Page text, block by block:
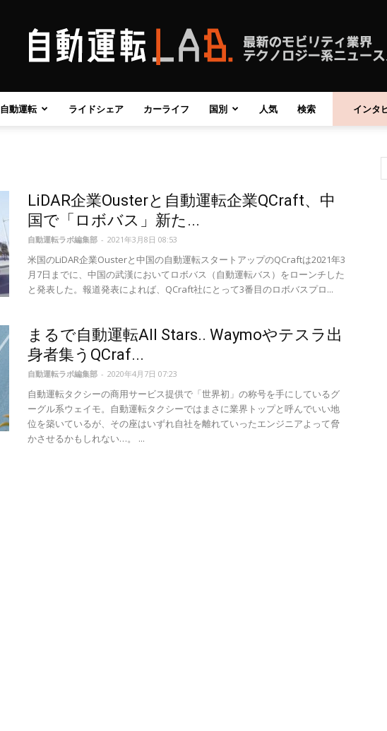
自
動
運
自動運転 ライドシェア カーライフ 国別 人気 検索 インタ
LiDAR企業Ousterと自動運転企業QCraft、中
国で「ロボバス」新た...
自動運転ラボ編集部 - 2021年3月8日 08:53
米国のLiDAR企業Ousterと中国の自動運転スタートアップのQCraftは2021年3
月7日までに、中国の武漢においてロボバス（自動運転バス）をローンチした
と発表した。報道発表によれば、QCraft社にとって3番目のロボバスプロ...
まるで自動運転All Stars.. Waymoやテスラ出
身者集うQCraf...
自動運転ラボ編集部 - 2020年4月7日 07:23
自動運転タクシーの商用サービス提供で「世界初」の称号を手にしているグ
ーグル系ウェイモ。自動運転タクシーではまさに業界トップと呼んでいい地
位を築いているが、その座はいずれ自社を離れていったエンジニアよって脅
かさせるかもしれない…。 ...